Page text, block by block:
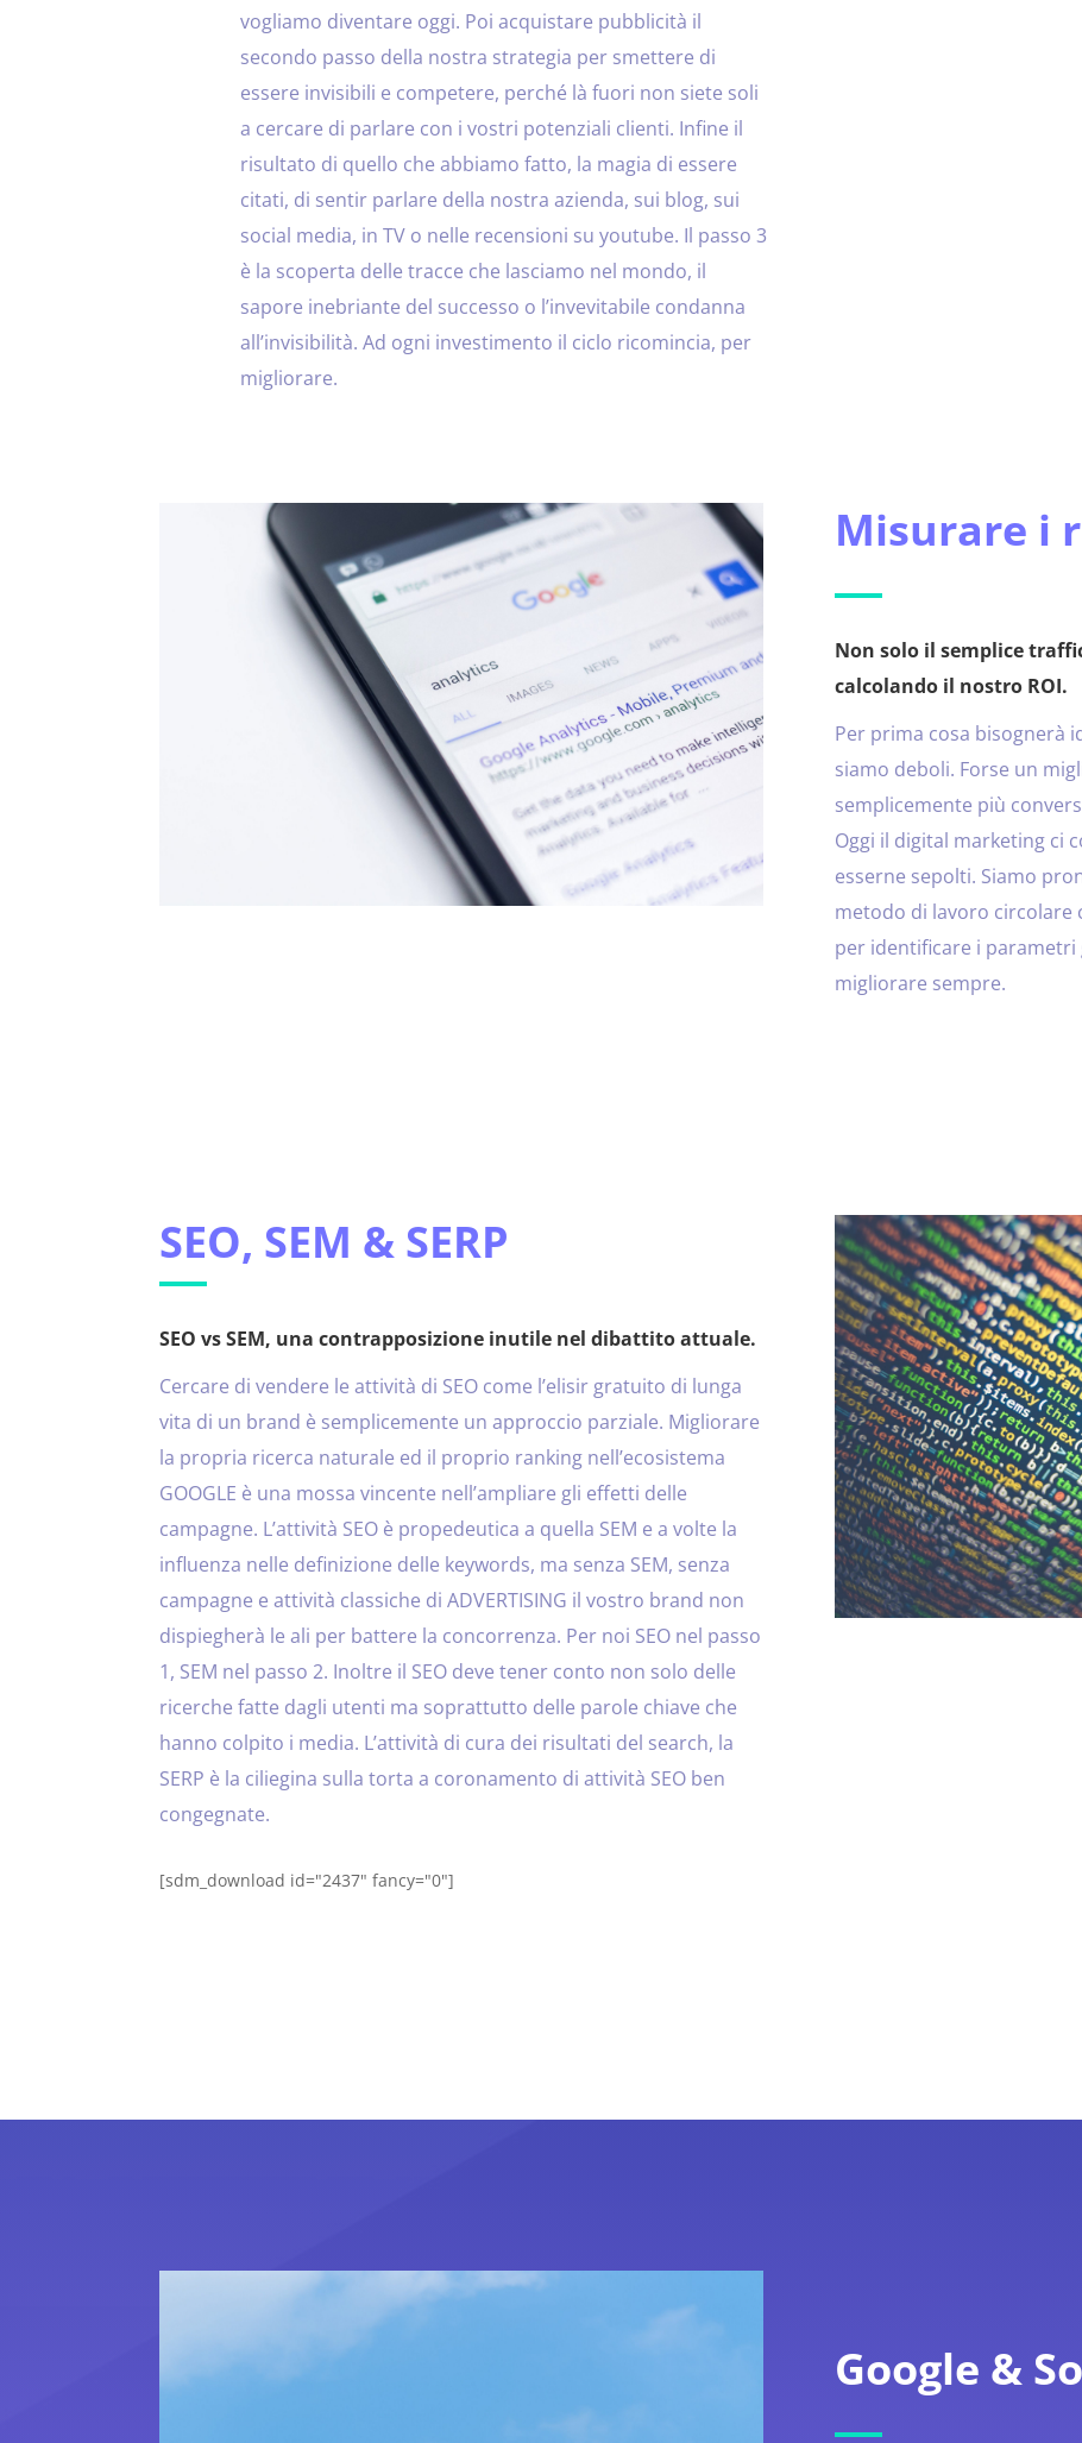
vogliamo diventare oggi. Poi acquistare pubblicità il
secondo passo della nostra strategia per smettere di
essere invisibili e competere, perché là fuori non siete soli
a cercare di parlare con i vostri potenziali clienti. Infine il
risultato di quello che abbiamo fatto, la magia di essere
citati, di sentir parlare della nostra azienda, sui blog, sui
social media, in TV o nelle recensioni su youtube. Il passo 3
è la scoperta delle tracce che lasciamo nel mondo, il
sapore inebriante del successo o l’invevitabile condanna
all’invisibilità. Ad ogni investimento il ciclo ricomincia, per
migliorare.
Misurare i
Non solo il semplice
calcolando il nostro ROI.
Per prima cosa bisognerà
siamo deboli. Forse un
semplicemente più
Oggi il digital marketing ci
esserne sepolti. Siamo
metodo di lavoro circolare
per identificare i
migliorare sempre.
SEO, SEM & SERP
SEO vs SEM, una contrapposizione inutile nel dibattito attuale.
Cercare di vendere le attività di SEO come l’elisir gratuito di lunga
vita di un brand è semplicemente un approccio parziale. Migliorare
la propria ricerca naturale ed il proprio ranking nell’ecosistema
GOOGLE è una mossa vincente nell’ampliare gli effetti delle
campagne. L’attività SEO è propedeutica a quella SEM e a volte la
influenza nelle definizione delle keywords, ma senza SEM, senza
campagne e attività classiche di ADVERTISING il vostro brand non
dispiegherà le ali per battere la concorrenza. Per noi SEO nel passo
1, SEM nel passo 2. Inoltre il SEO deve tener conto non solo delle
ricerche fatte dagli utenti ma soprattutto delle parole chiave che
hanno colpito i media. L’attività di cura dei risultati del search, la
SERP è la ciliegina sulla torta a coronamento di attività SEO ben
congegnate.
[sdm_download id="2437" fancy="0"]
Google &